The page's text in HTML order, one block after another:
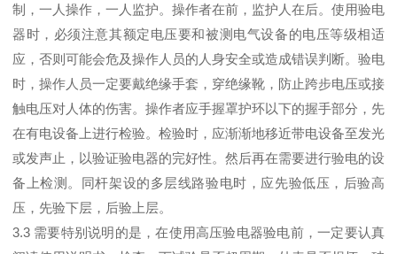
制，一人操作，一人监护。操作者在前，监护人在后。使用验电
器时，必须注意其额定电压要和被测电气设备的电压等级相适
应，否则可能会危及操作人员的人身安全或造成错误判断。验电
时，操作人员一定要戴绝缘手套，穿绝缘靴，防止跨步电压或接
触电压对人体的伤害。操作者应手握罩护环以下的握手部分，先
在有电设备上进行检验。检验时，应渐渐地移近带电设备至发光
或发声止，以验证验电器的完好性。然后再在需要进行验电的设
备上检测。同杆架设的多层线路验电时，应先验低压，后验高
压，先验下层，后验上层。
3.3 需要特别说明的是，在使用高压验电器验电前，一定要认真